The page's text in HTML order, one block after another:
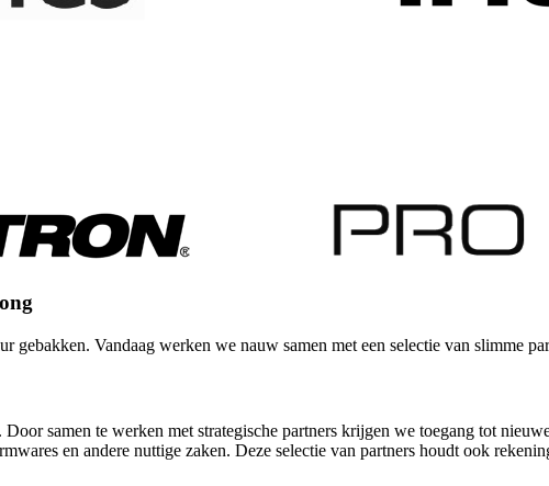
Vandaag werken we nauw samen met een selectie van slimme
samen te werken met strategische partners krijgen we toegang tot
en andere nuttige zaken. Deze selectie van partners houdt ook